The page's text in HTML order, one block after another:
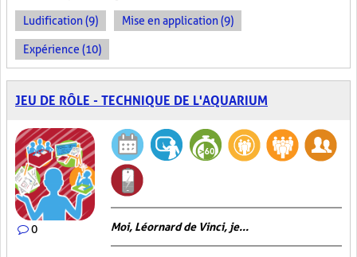
Ludification (9) Mise en application (9)
Expérience (10)
JEU DE RÔLE - TECHNIQUE DE L'AQUARIUM
0 Moi, Léornard de Vinci, je...